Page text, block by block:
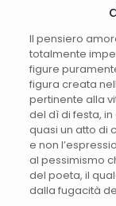
Il pensiero
totalmente
figure
figura creata
pertinente alla
del dì di festa,
quasi un atto di
e non
al pessimismo
del poeta, il
dalla fugacità